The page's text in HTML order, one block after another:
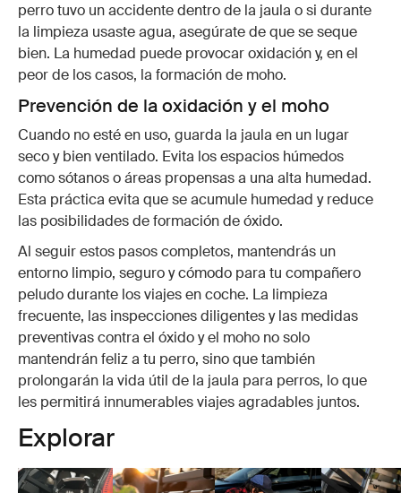
perro tuvo un accidente dentro de la jaula o si durante
la limpieza usaste agua, asegúrate de que se seque
bien. La humedad puede provocar oxidación y, en el
peor de los casos, la formación de moho.
Prevención de la oxidación y el moho
Cuando no esté en uso, guarda la jaula en un lugar
seco y bien ventilado. Evita los espacios húmedos
como sótanos o áreas propensas a una alta humedad.
Esta práctica evita que se acumule humedad y reduce
las posibilidades de formación de óxido.
Al seguir estos pasos completos, mantendrás un
entorno limpio, seguro y cómodo para tu compañero
peludo durante los viajes en coche. La limpieza
frecuente, las inspecciones diligentes y las medidas
preventivas contra el óxido y el moho no solo
mantendrán feliz a tu perro, sino que también
prolongarán la vida útil de la jaula para perros, lo que
les permitirá innumerables viajes agradables juntos.
Explorar